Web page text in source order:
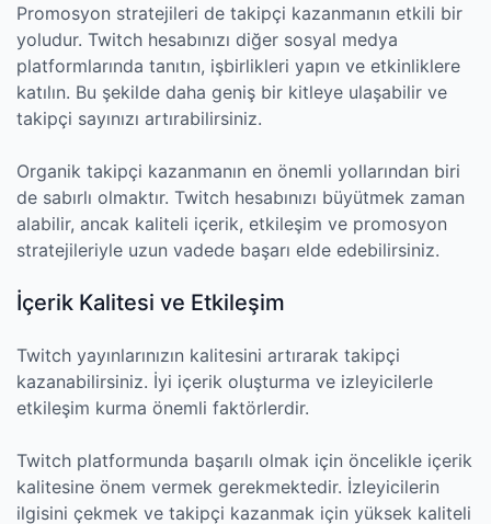
Promosyon stratejileri de takipçi kazanmanın etkili bir
yoludur. Twitch hesabınızı diğer sosyal medya
platformlarında tanıtın, işbirlikleri yapın ve etkinliklere
katılın. Bu şekilde daha geniş bir kitleye ulaşabilir ve
takipçi sayınızı artırabilirsiniz.
Organik takipçi kazanmanın en önemli yollarından biri
de sabırlı olmaktır. Twitch hesabınızı büyütmek zaman
alabilir, ancak kaliteli içerik, etkileşim ve promosyon
stratejileriyle uzun vadede başarı elde edebilirsiniz.
İçerik Kalitesi ve Etkileşim
Twitch yayınlarınızın kalitesini artırarak takipçi
kazanabilirsiniz. İyi içerik oluşturma ve izleyicilerle
etkileşim kurma önemli faktörlerdir.
Twitch platformunda başarılı olmak için öncelikle içerik
kalitesine önem vermek gerekmektedir. İzleyicilerin
ilgisini çekmek ve takipçi kazanmak için yüksek kaliteli